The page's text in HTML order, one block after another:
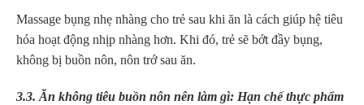
Massage bụng nhẹ nhàng cho trẻ sau khi ăn là cách giúp hệ tiêu
hóa hoạt động nhịp nhàng hơn. Khi đó, trẻ sẽ bớt đầy bụng,
không bị buồn nôn, nôn trớ sau ăn.
3.3. Ăn không tiêu buồn nôn nên làm gì: Hạn chế thực phẩm